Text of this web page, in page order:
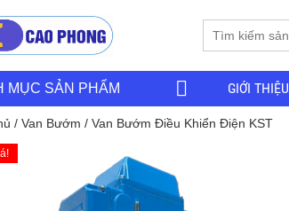
MỤC SẢN PHẨM GIỚI THIỆU
/ Van Bướm / Van Bướm Điều Khiển Điện KST